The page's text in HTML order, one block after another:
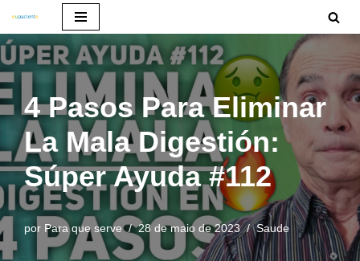
Pular
para
o
conteúdo
4 Pasos Para Eliminar
La Mala Digestión:
Súper Ayuda #112
por Para que serve 28 de maio de 2023 Saude